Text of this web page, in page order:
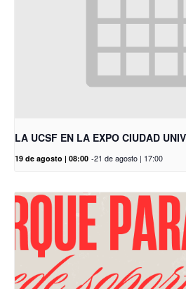
LA UCSF EN LA EXPO CIUDAD
19 de agosto | 08:00 -21 de agosto | 17:00